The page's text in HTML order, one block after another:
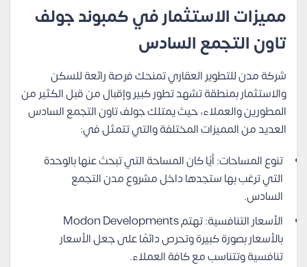
مميزات الاستثمار في كمبوند جولف
تاون التجمع السادس
شركة مدن للتطوير العقاري تمنحك فرصة رائعة للسكن
والاستثمار بمنطقة تشهد تطور كبير وإقبال من قبل الكثير من
المطورين والعملاء، حيث يمتلك جولف تاون التجمع السادس
العديد من المميزات المختلفة والتي تتمثل في:
تنوع المساحات: أيًا كان المساحة التي تبحث عنها بالوحدة
التي ترغب بها ستجدها داخل مشروع مدن التجمع
السادس.
الأسعار التنافسية: تهتم Modon Developments
بالأسعار بصورة كبيرة وتحرص دائمًا على جعل الأسعار
تنافسية وتتناسب مع كافة العملاء.